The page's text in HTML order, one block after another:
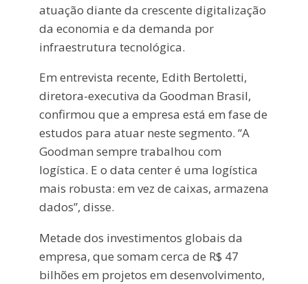
atuação diante da crescente digitalização
da economia e da demanda por
infraestrutura tecnológica.
Em entrevista recente, Edith Bertoletti,
diretora-executiva da Goodman Brasil,
confirmou que a empresa está em fase de
estudos para atuar neste segmento. “A
Goodman sempre trabalhou com
logística. E o data center é uma logística
mais robusta: em vez de caixas, armazena
dados”, disse.
Metade dos investimentos globais da
empresa, que somam cerca de R$ 47
bilhões em projetos em desenvolvimento,